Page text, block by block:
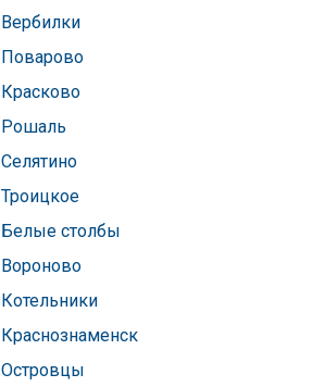
Вербилки
Поварово
Красково
Рошаль
Селятино
Троицкое
Белые столбы
Вороново
Котельники
Краснознаменск
Островцы